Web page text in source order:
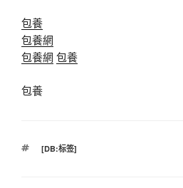
包養
包養網
包養網 包養
包養
標
[DB:标签]